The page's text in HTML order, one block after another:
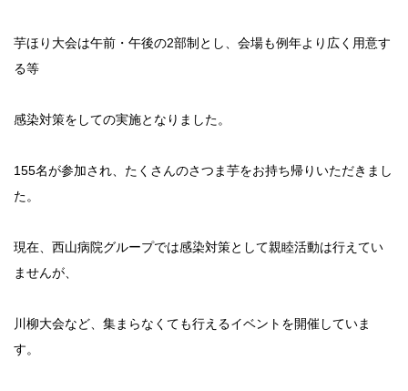
芋ほり大会は午前・午後の2部制とし、会場も例年より広く用意す
る等
感染対策をしての実施となりました。
155名が参加され、たくさんのさつま芋をお持ち帰りいただきまし
た。
現在、西山病院グループでは感染対策として親睦活動は行えてい
ませんが、
川柳大会など、集まらなくても行えるイベントを開催していま
す。